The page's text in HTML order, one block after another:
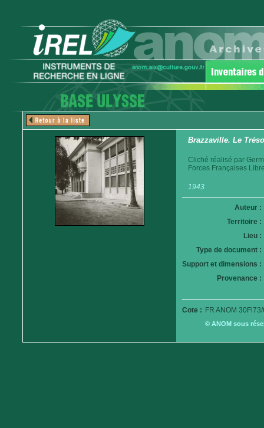
Brazzaville. Le
Cliché réalisé par
Forces Françaises
1943
Auteur :
Territoire :
Lieu :
Type de document :
Support et dimensions :
Provenance :
Cote : FR ANOM
© ANOM sous